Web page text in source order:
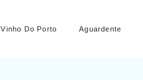
Vinho Do Porto Aguardente